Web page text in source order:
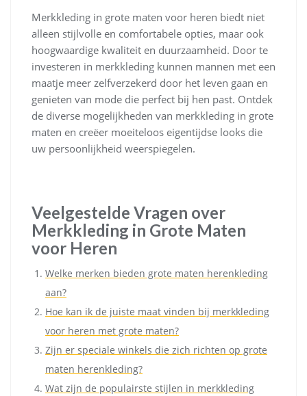
Merkkleding in grote maten voor heren biedt niet
alleen stijlvolle en comfortabele opties, maar ook
hoogwaardige kwaliteit en duurzaamheid. Door te
investeren in merkkleding kunnen mannen met een
maatje meer zelfverzekerd door het leven gaan en
genieten van mode die perfect bij hen past. Ontdek
de diverse mogelijkheden van merkkleding in grote
maten en creëer moeiteloos eigentijdse looks die
uw persoonlijkheid weerspiegelen.
Veelgestelde Vragen over
Merkkleding in Grote Maten
voor Heren
Welke merken bieden grote maten herenkleding
aan?
Hoe kan ik de juiste maat vinden bij merkkleding
voor heren met grote maten?
Zijn er speciale winkels die zich richten op grote
maten herenkleding?
Wat zijn de populairste stijlen in merkkleding